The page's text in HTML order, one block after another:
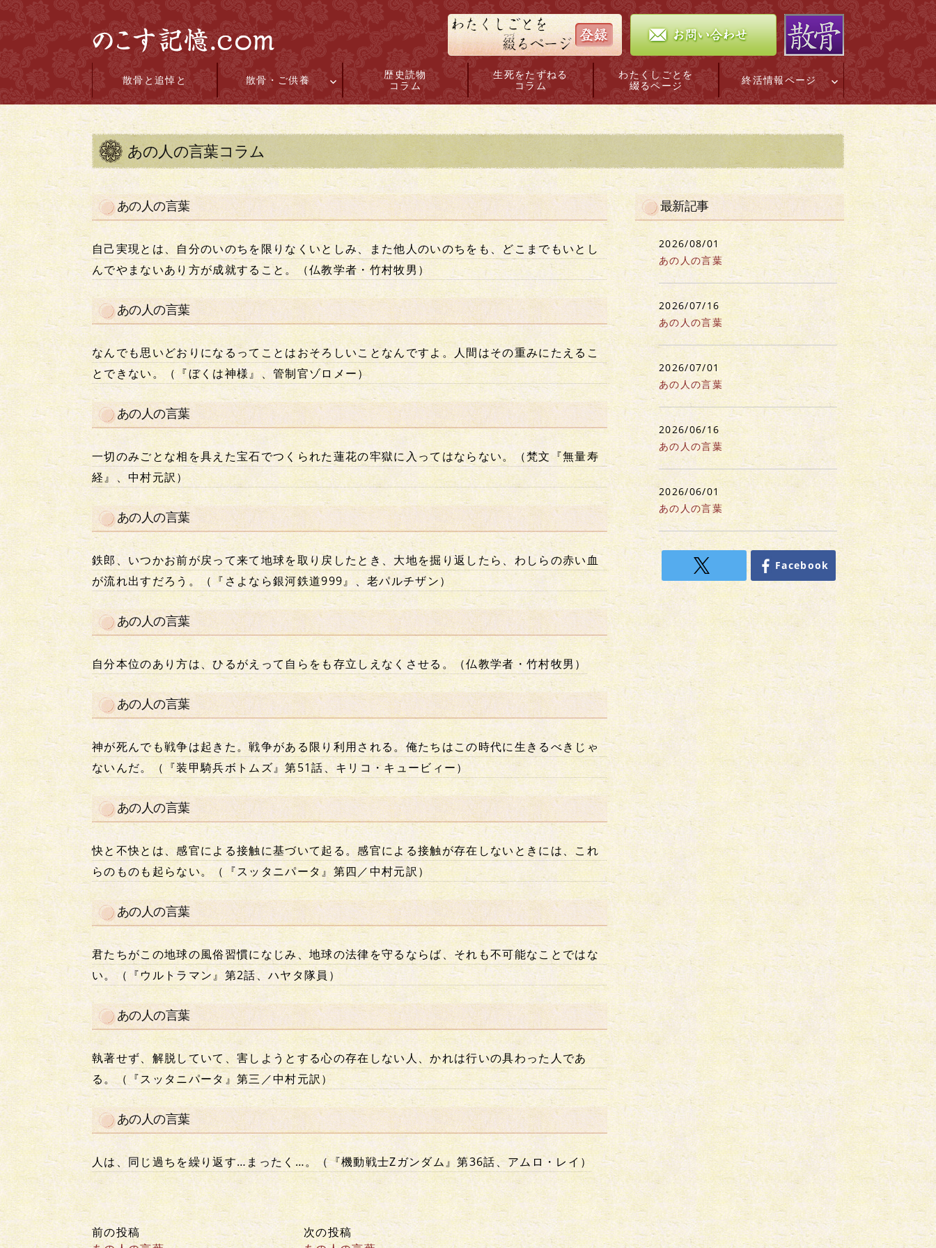
ン
ツ
へ
ス
キ
ッ
プ
散骨と追悼と 散骨・ご供養
歴史読物
コラム
生死をたずねる
コラム
わたくしごとを
綴るページ
終活情報ページ
あの人の言葉コラム
最新記事
2026/08/01
あの人の言葉
2026/07/16
あの人の言葉
2026/07/01
あの人の言葉
2026/06/16
あの人の言葉
2026/06/01
あの人の言葉
Facebook
あの人の言葉
自己実現とは、自分のいのちを限りなくいとしみ、また他人のいのちをも、どこまでもいとし
んでやまないあり方が成就すること。（仏教学者・竹村牧男）
あの人の言葉
なんでも思いどおりになるってことはおそろしいことなんですよ。人間はその重みにたえるこ
とできない。（『ぼくは神様』、管制官ゾロメー）
あの人の言葉
一切のみごとな相を具えた宝石でつくられた蓮花の牢獄に入ってはならない。（梵文『無量寿
経』、中村元訳）
あの人の言葉
鉄郎、いつかお前が戻って来て地球を取り戻したとき、大地を掘り返したら、わしらの赤い血
が流れ出すだろう。（『さよなら銀河鉄道999』、老パルチザン）
あの人の言葉
自分本位のあり方は、ひるがえって自らをも存立しえなくさせる。（仏教学者・竹村牧男）
あの人の言葉
神が死んでも戦争は起きた。戦争がある限り利用される。俺たちはこの時代に生きるべきじゃ
ないんだ。（『装甲騎兵ボトムズ』第51話、キリコ・キュービィー）
あの人の言葉
快と不快とは、感官による接触に基づいて起る。感官による接触が存在しないときには、これ
らのものも起らない。（『スッタニパータ』第四／中村元訳）
あの人の言葉
君たちがこの地球の風俗習慣になじみ、地球の法律を守るならば、それも不可能なことではな
い。（『ウルトラマン』第2話、ハヤタ隊員）
あの人の言葉
執著せず、解脱していて、害しようとする心の存在しない人、かれは行いの具わった人であ
る。（『スッタニパータ』第三／中村元訳）
あの人の言葉
人は、同じ過ちを繰り返す…まったく…。（『機動戦士Zガンダム』第36話、アムロ・レイ）
前の投稿
次の投稿